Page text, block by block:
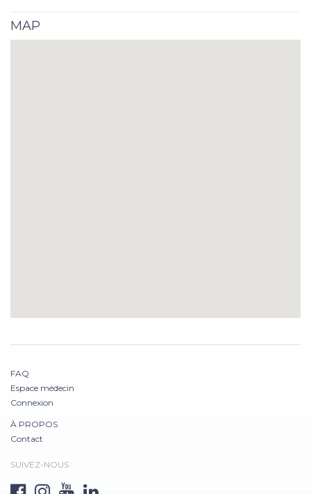
MAP
FAQ
Espace médecin
Connexion
À PROPOS
Contact
SUIVEZ-NOUS :